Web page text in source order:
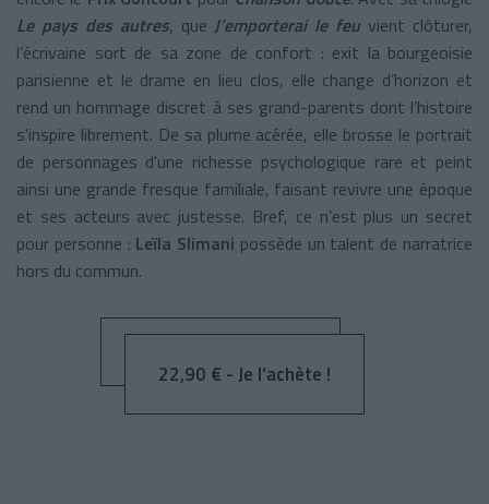
Le pays des autres, queJ’emporterai le feuvient clôturer,
l’écrivaine sort de sa zone de confort : exit la bourgeoisie
parisienne et le drame en lieu clos, elle change d’horizon et
rend un hommage discret à ses grand-parents dont l’histoire
s'inspire librement. De sa plume acérée, elle brosse le portrait
de personnages d'une richesse psychologique rare et peint
ainsi une grande fresque familiale, faisant revivre une époque
et ses acteurs avec justesse. Bref, ce n’est plus un secret
pour personne : Leïla Slimani possède un talent de narratrice
hors du commun.
22,90 € - Je l’achète !